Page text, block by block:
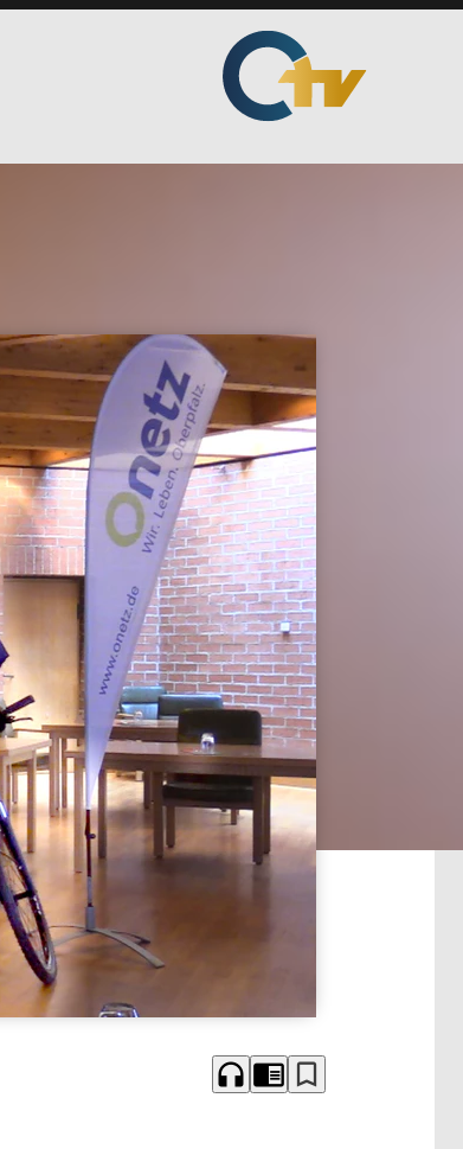
headphones chrome_reader_mode bookmark_border